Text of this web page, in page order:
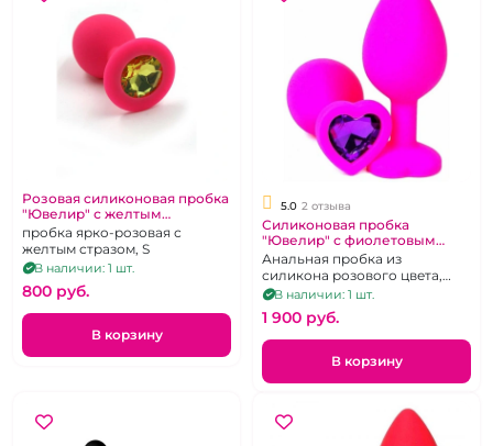
Розовая силиконовая пробка
"Ювелир" с желтым
кристаллом
пробка ярко-розовая с
желтым стразом, S
В наличии: 1 шт.
800 pуб.
В корзину
5.0 2 отзыва
Силиконовая пробка
"Ювелир" с фиолетовым
кристаллом, S
Анальная пробка из
силикона розового цвета,
классической, каплевидной
формы, с ограничителем
декорированным
фиолетовым стразом в форме
сердечка. Размер S.
В наличии: 1 шт.
1 900 pуб.
В корзину